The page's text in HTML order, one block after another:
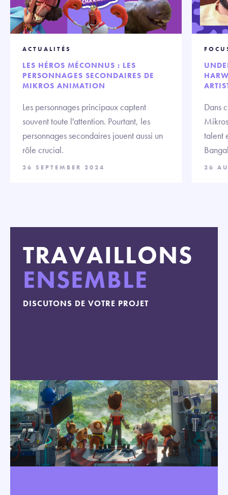
ACTUALITÉS
LES HÉROS MÉCONNUS : LES
PERSONNAGES SECONDAIRES DE
MIKROS ANIMATION
Les personnages principaux captent
souvent toute l'attention. Pourtant, les
personnages secondaires jouent aussi un
rôle crucial.
26 SEPTEMBER 2024
Dans
talent
26
TRAVAILLONS
ENSEMBLE
DISCUTONS DE VOTRE PROJET